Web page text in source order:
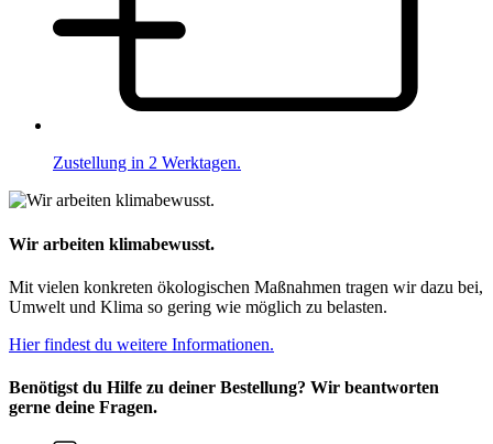
Zustellung in 2 Werktagen.
Wir arbeiten klimabewusst.
Mit vielen konkreten ökologischen Maßnahmen tragen wir dazu bei,
Umwelt und Klima so gering wie möglich zu belasten.
Hier findest du weitere Informationen.
Benötigst du Hilfe zu deiner Bestellung? Wir beantworten
gerne deine Fragen.